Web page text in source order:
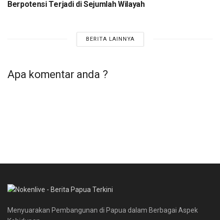
Klasis Port Numbay Pentakosta Umat Kristen
Berpotensi Terjadi di Sejumlah Wilayah
BERITA LAINNYA
Apa komentar anda ?
Menyuarakan Pembangunan di Papua dalam Berbagai Aspek